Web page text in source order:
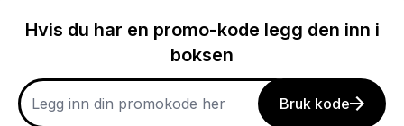
Hvis du har en promo-kode legg den inn i
boksen
Bruk kode